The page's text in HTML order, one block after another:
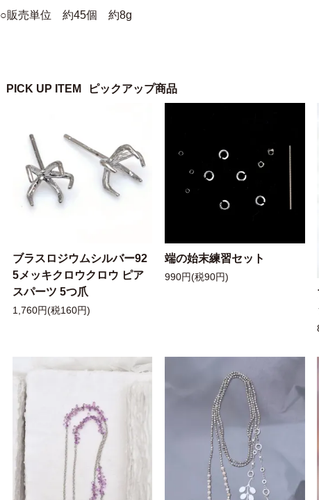
○販売単位 約45個 約8g
PICK UP ITEM ピックアップ商品
ブラスロジウムシルバー92
5メッキクロウクロウ ピア
スパーツ 5つ爪
1,760円(税160円)
端の始末練習セット
990円(税90円)